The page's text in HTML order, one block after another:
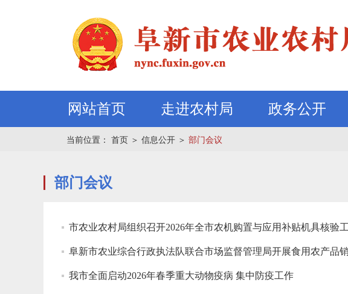
网站首页 走进农村局 政务公开
当前位置： 首页 ＞ 信息公开 ＞ 部门会议
部门会议
市农业农村局组织召开2026年全市农机购置与应用补贴机具核验
阜新市农业综合行政执法队联合市场监督管理局开展食用农产品
我市全面启动2026年春季重大动物疫病 集中防疫工作